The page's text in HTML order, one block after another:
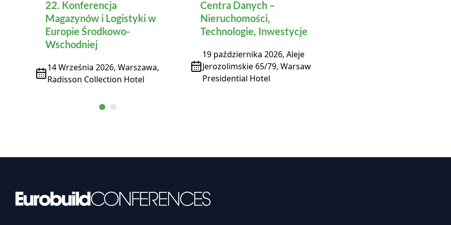
22. Konferencja
Magazynów i Logistyki w
Europie Środkowo-
Wschodniej
14 Września 2026, Warszawa,
Radisson Collection Hotel
Centra Danych –
Nieruchomości,
Technologie, Inwestycje
19 października 2026, Aleje
Jerozolimskie 65/79, Warsaw
Presidential Hotel